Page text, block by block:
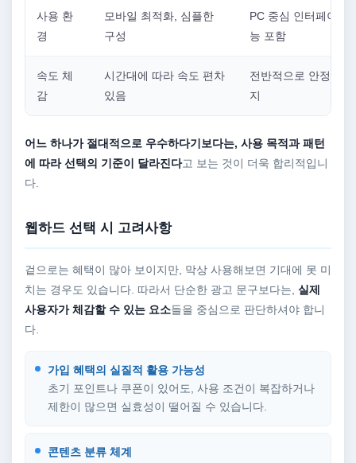
사용 환
경
모바일 최적화, 심플한
구성
PC 중심 인터페이스,
능 포함
속도 체
감
시간대에 따라 속도 편차
있음
전반적으로 안정적인
지
어느 하나가 절대적으로 우수하다기보다는, 사용 목적과 패턴
에 따라 선택의 기준이 달라진다고 보는 것이 더욱 합리적입니
다.
웹하드 선택 시 고려사항
겉으로는 혜택이 많아 보이지만, 막상 사용해보면 기대에 못 미
치는 경우도 있습니다. 따라서 단순한 광고 문구보다는, 실제
사용자가 체감할 수 있는 요소들을 중심으로 판단하셔야 합니
다.
가입 혜택의 실질적 활용 가능성
초기 포인트나 쿠폰이 있어도, 사용 조건이 복잡하거나
제한이 많으면 실효성이 떨어질 수 있습니다.
콘텐츠 분류 체계